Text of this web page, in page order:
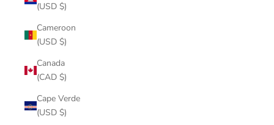
(USD $)
Cameroon
(USD $)
Canada
(CAD $)
Cape Verde
(USD $)